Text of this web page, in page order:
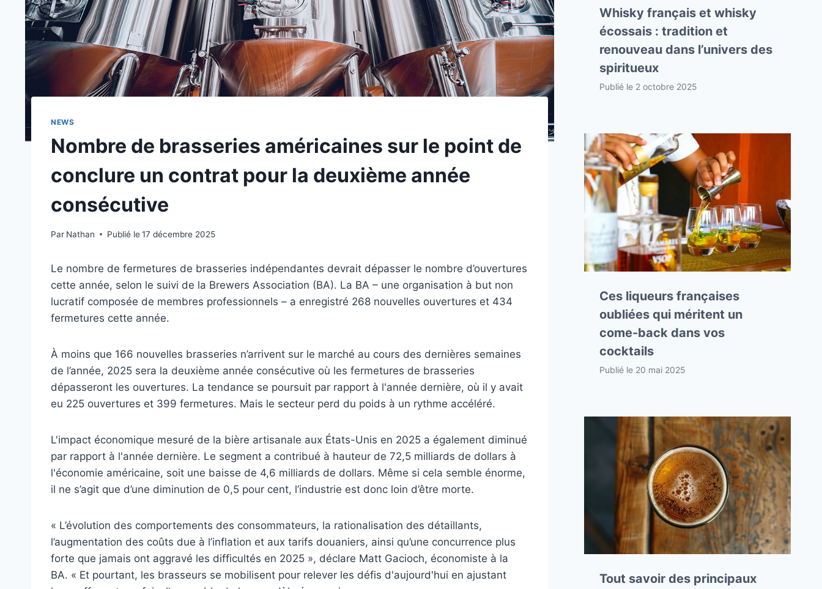
NEWS
Nombre de brasseries américaines sur le point de
conclure un contrat pour la deuxième année
consécutive
Par Nathan Publié le 17 décembre 2025
Le nombre de fermetures de brasseries indépendantes devrait dépasser le nombre d’ouvertures
cette année, selon le suivi de la Brewers Association (BA). La BA – une organisation à but non
lucratif composée de membres professionnels – a enregistré 268 nouvelles ouvertures et 434
fermetures cette année.
À moins que 166 nouvelles brasseries n’arrivent sur le marché au cours des dernières semaines
de l’année, 2025 sera la deuxième année consécutive où les fermetures de brasseries
dépasseront les ouvertures. La tendance se poursuit par rapport à l'année dernière, où il y avait
eu 225 ouvertures et 399 fermetures. Mais le secteur perd du poids à un rythme accéléré.
L'impact économique mesuré de la bière artisanale aux États-Unis en 2025 a également diminué
par rapport à l'année dernière. Le segment a contribué à hauteur de 72,5 milliards de dollars à
l'économie américaine, soit une baisse de 4,6 milliards de dollars. Même si cela semble énorme,
il ne s’agit que d’une diminution de 0,5 pour cent, l’industrie est donc loin d’être morte.
« L’évolution des comportements des consommateurs, la rationalisation des détaillants,
l’augmentation des coûts due à l’inflation et aux tarifs douaniers, ainsi qu’une concurrence plus
forte que jamais ont aggravé les difficultés en 2025 », déclare Matt Gacioch, économiste à la
BA. « Et pourtant, les brasseurs se mobilisent pour relever les défis d'aujourd'hui en ajustant
Whisky français et whisky
écossais : tradition et
renouveau dans l’univers des
spiritueux
Publié le 2 octobre 2025
Ces liqueurs françaises
oubliées qui méritent un
come-back dans vos
cocktails
Publié le 20 mai 2025
Tout savoir des principaux